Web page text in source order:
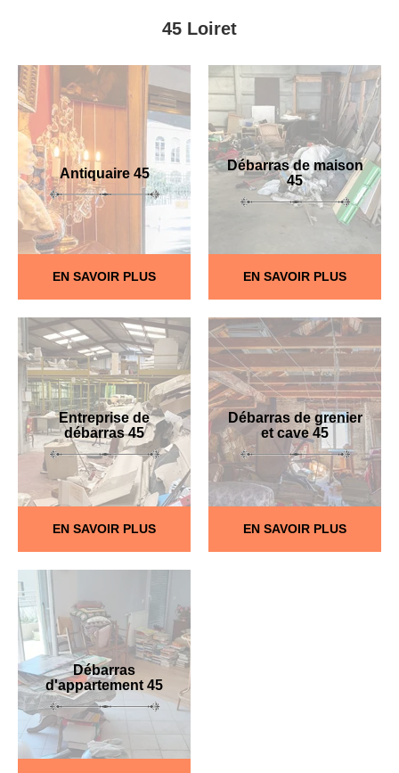
45 Loiret
Antiquaire 45
EN SAVOIR PLUS
Débarras de maison
45
EN SAVOIR PLUS
Entreprise de
débarras 45
EN SAVOIR PLUS
Débarras de grenier
et cave 45
EN SAVOIR PLUS
Débarras
d'appartement 45